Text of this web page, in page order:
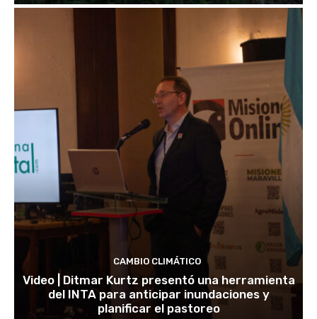
CAMBIO CLIMÁTICO
Video | Ditmar Kurtz presentó una herramienta
del INTA para anticipar inundaciones y
planificar el pastoreo